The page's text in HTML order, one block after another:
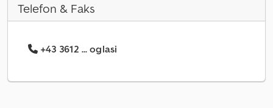
Telefon & Faks
+43 3612 ... oglasi